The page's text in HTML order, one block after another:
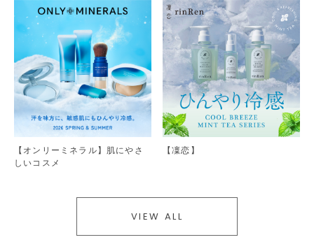
【オンリーミネラル】肌にやさ
しいコスメ
【凜恋】
VIEW ALL